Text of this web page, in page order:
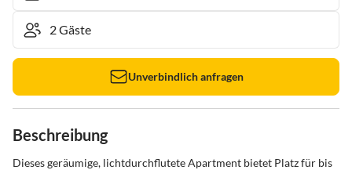
Unverbindlich anfragen
Beschreibung
Dieses geräumige, lichtdurchflutete Apartment bietet Platz für bis